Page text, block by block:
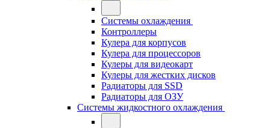
Системы охлаждения
Контроллеры
Кулера для корпусов
Кулера для процессоров
Кулеры для видеокарт
Кулеры для жестких дисков
Радиаторы для SSD
Радиаторы для ОЗУ
Системы жидкостного охлаждения